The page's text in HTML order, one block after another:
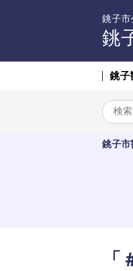
銚子市
銚
銚子
銚子市